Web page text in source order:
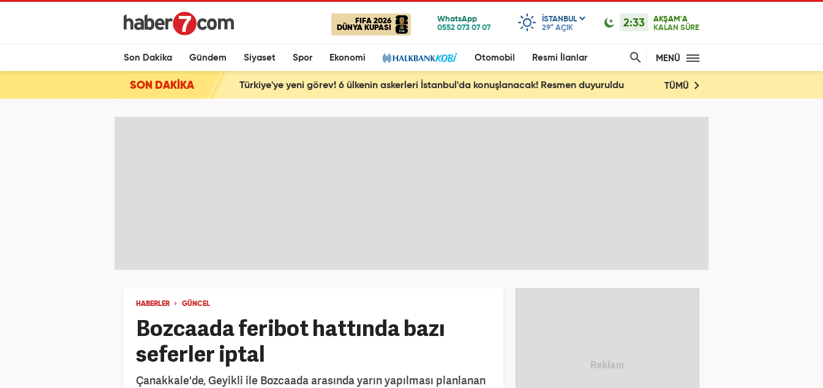
FIFA 2026
DÜNYA KUPASI
ISTANBUL
29° AÇIK 2:33
AKŞAM'A
KALAN SÜRE
Son Dakika Gündem Siyaset Spor Ekonomi Otomobil Resmi İlanlar MENÜ
SON DAKİKA Türkiye'ye yeni görev! 6 ülkenin askerleri İstanbul'da konuşlanacak! Resmen duyuruldu TÜMÜ
HABERLER GÜNCEL
Bozcaada feribot hattında bazı
seferler iptal
Çanakkale'de, Geyikli ile Bozcaada arasında yarın yapılması planlanan